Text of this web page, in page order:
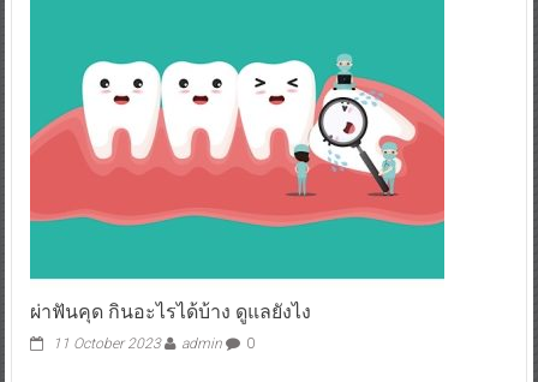
ผ่าฟันคุด กินอะไรได้บ้าง ดูแลยังไง
11 October 2023 admin 0